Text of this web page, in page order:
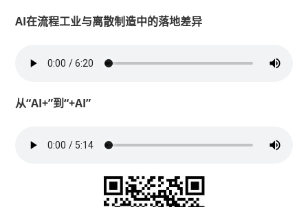
AI在流程工业与离散制造中的落地差异
从“AI+”到“+AI”